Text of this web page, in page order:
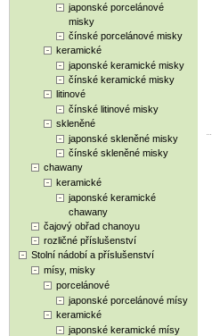
japonské porcelánové
misky
čínské porcelánové misky
keramické
japonské keramické misky
čínské keramické misky
litinové
čínské litinové misky
skleněné
japonské skleněné misky
čínské skleněné misky
chawany
keramické
japonské keramické
chawany
čajový obřad chanoyu
rozličné příslušenství
Stolní nádobí a příslušenství
mísy, misky
porcelánové
japonské porcelánové mísy
keramické
japonské keramické mísy